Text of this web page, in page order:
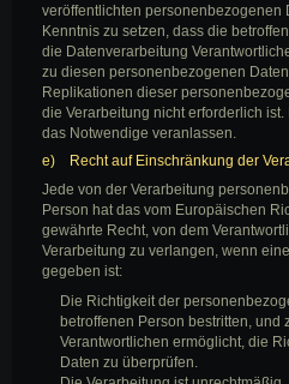
veröffentlichten personenbezogenen
Kenntnis zu setzen, dass die
die Datenverarbeitung
zu diesen personenbezogenen
Replikationen dieser
die Verarbeitung nicht erforderlich ist.
das Notwendige veranlassen.
e) Recht auf Einschränkung der
Jede von der Verarbeitung
Person hat das vom Europäischen
gewährte Recht, von dem
Verarbeitung zu verlangen, wenn
gegeben ist:
Die Richtigkeit der
betroffenen Person bestritten, und
Verantwortlichen ermöglicht, die
Daten zu überprüfen.